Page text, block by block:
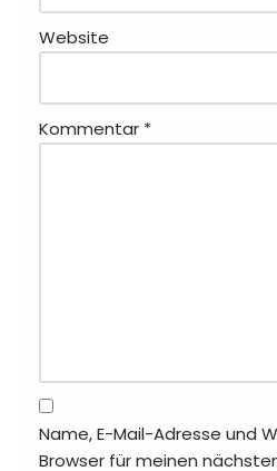
Website
Kommentar *
Name, E-Mail-Adresse und
Browser für meinen